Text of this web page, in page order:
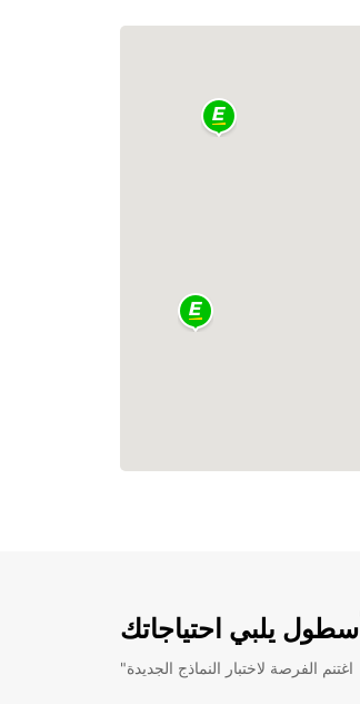
أسطول يلبي احتياجاتك
"اغتنم الفرصة لاختبار النماذج الجديدة